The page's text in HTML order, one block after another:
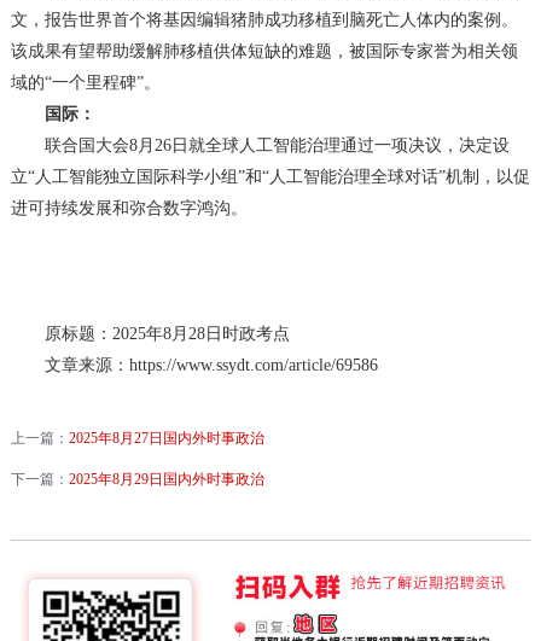
文，报告世界首个将基因编辑猪肺成功移植到脑死亡人体内的案例。
该成果有望帮助缓解肺移植供体短缺的难题，被国际专家誉为相关领
域的“一个里程碑”。
国际：
联合国大会8月26日就全球人工智能治理通过一项决议，决定设
立“人工智能独立国际科学小组”和“人工智能治理全球对话”机制，以促
进可持续发展和弥合数字鸿沟。
原标题：2025年8月28日时政考点
文章来源：https://www.ssydt.com/article/69586
上一篇： 2025年8月27日国内外时事政治
下一篇： 2025年8月29日国内外时事政治